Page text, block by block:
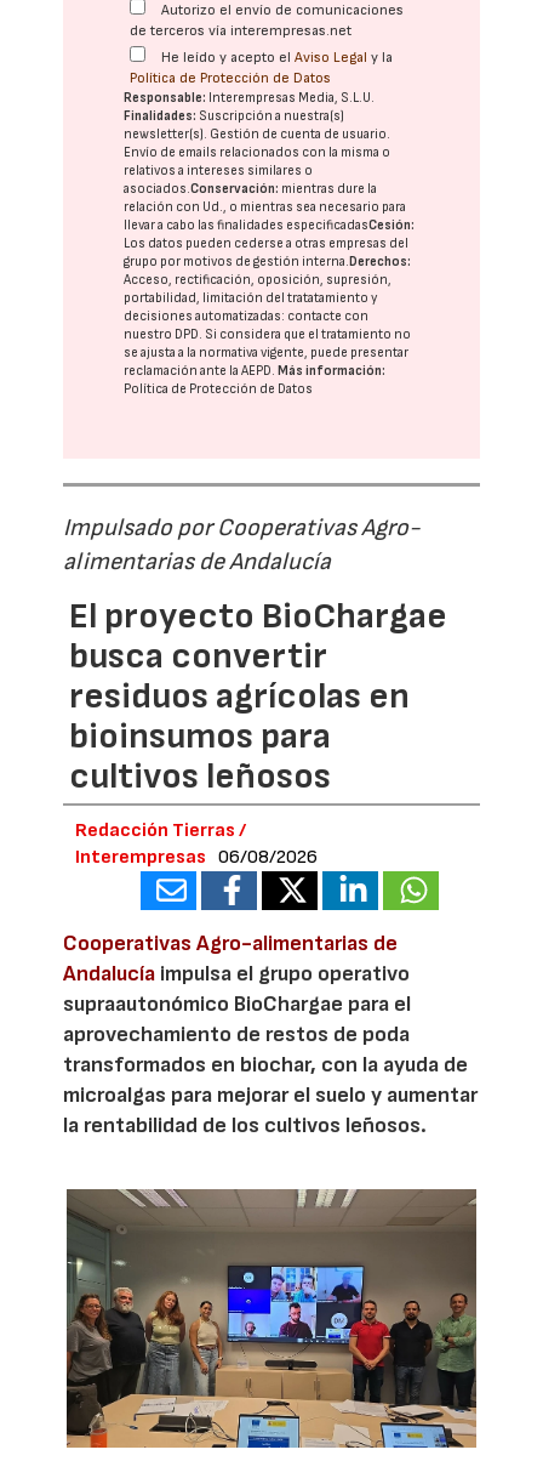
Autorizo el envío de comunicaciones
de terceros vía interempresas.net
He leído y acepto elAviso Legal y la
Política de Protección de Datos
Responsable: Interempresas Media, S.L.U.
Finalidades: Suscripción a nuestra(s)
newsletter(s). Gestión de cuenta de usuario.
Envío de emails relacionados con la misma o
relativos a intereses similares o
asociados.Conservación: mientras dure la
relación con Ud., o mientras sea necesario para
llevar a cabo las finalidades especificadasCesión:
Los datos pueden cederse a otras empresas del
grupo por motivos de gestión interna. Derechos:
Acceso, rectificación, oposición, supresión,
portabilidad, limitación del tratatamiento y
decisiones automatizadas: contacte con
nuestro DPD. Si considera que el tratamiento no
se ajusta a la normativa vigente, puede presentar
reclamación ante laAEPD. Más información:
Política de Protección de Datos
Impulsado por Cooperativas Agro-
alimentarias de Andalucía
El proyecto BioChargae
busca convertir
residuos agrícolas en
bioinsumos para
cultivos leñosos
Redacción Tierras /
Interempresas
06/08/2026
Cooperativas Agro-alimentarias de
Andalucía impulsa el grupo operativo
supraautonómico BioChargae para el
aprovechamiento de restos de poda
transformados en biochar, con la ayuda de
microalgas para mejorar el suelo y aumentar
la rentabilidad de los cultivos leñosos.